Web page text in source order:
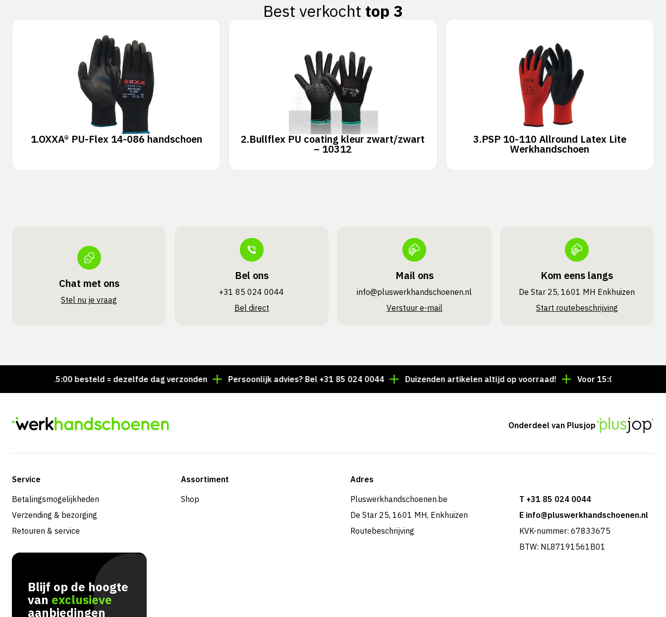
Best verkocht top 3
1.OXXA® PU-Flex 14-086 handschoen 2.Bullflex PU coating kleur zwart/zwart
– 10312
3.PSP 10-110 Allround Latex Lite
Werkhandschoen
Chat met ons
Stel nu je vraag
Bel ons
+31 85 024 0044
Bel direct
Mail ons
info@pluswerk­handschoenen.nl
Verstuur e-mail
Kom eens langs
De Star 25, 1601 MH Enkhuizen
Start routebeschrijving
Voor 15:00 besteld = dezelfde dag verzonden Persoonlijk advies? Bel +31 85 024 0044 Duizenden artikelen altijd op voorraad! Voor 15:00 besteld =
Onderdeel van Plusjop
Service
Betalingsmogelijkheden
Verzending & bezorging
Retouren & service
Assortiment
Shop
Adres
Pluswerkhandschoenen.be
De Star 25, 1601 MH, Enkhuizen
Routebeschrijving
T +31 85 024 0044
E info@pluswerkhandschoenen.nl
KVK-nummer: 67833675
BTW: NL87191561B01
Blijf op de hoogte
van exclusieve
aanbiedingen